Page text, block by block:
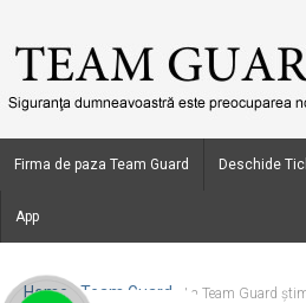
Firma de paza Team Guard Deschide
App
Home Team Guard La Team Guard